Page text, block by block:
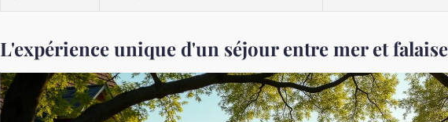
L'expérience unique d'un séjour entre mer et